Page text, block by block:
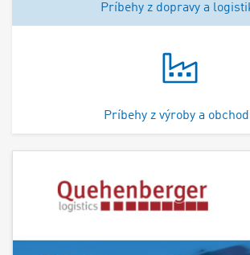
Príbehy z dopravy a
Príbehy z výroby a